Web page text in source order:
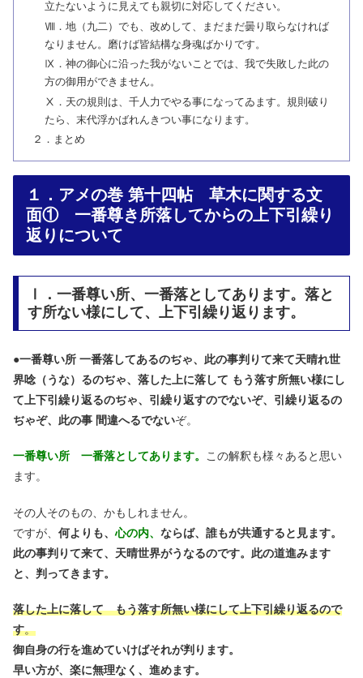
立たないように見えても親切に対応してください。
Ⅷ．地（九二）でも、改めして、まだまだ曇り取らなければ
なりません。磨けば皆結構な身魂ばかりです。
Ⅸ．神の御心に沿った我がないことでは、我で失敗した此の
方の御用ができません。
Ⅹ．天の規則は、千人力でやる事になってゐます。規則破り
たら、末代浮かばれんきつい事になります。
２．まとめ
１．アメの巻 第十四帖 草木に関する文
面① 一番尊き所落してからの上下引繰り
返りについて
Ⅰ．一番尊い所、一番落としてあります。落と
す所ない様にして、上下引繰り返ります。
●一番尊い所 一番落してあるのぢゃ、此の事判りて来て天晴れ世
界唸（うな）るのぢゃ、落した上に落して もう落す所無い様にし
て上下引繰り返るのぢゃ、引繰り返すのでないぞ、引繰り返るの
ぢゃぞ、此の事 間違へるでないぞ。
一番尊い所 一番落としてあります。
この解釈も様々あると思い
ます。
その人そのもの、かもしれません。
ですが、 何よりも、 心の内、 ならば、誰もが共通すると見ます。
此の事判りて来て、天晴世界がうなるのです。此の道進みます
と、判ってきます。
落した上に落して もう落す所無い様にして上下引繰り返るので
す。
御自身の行を進めていけばそれが判ります。
早い方が、楽に無理なく、進めます。